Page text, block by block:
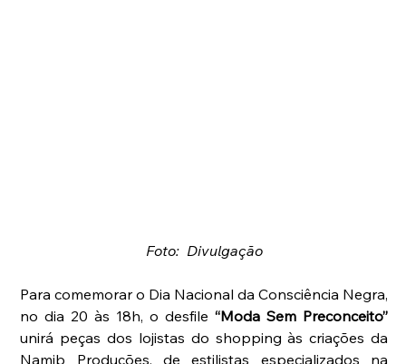
Foto:  Divulgação
Para comemorar o Dia Nacional da Consciência Negra,
no dia 20 às 18h, o desfile
unirá peças dos lojistas do shopping às criações da
Namib Produções, de estilistas especializados na